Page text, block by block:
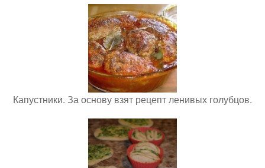
Капустники. За основу взят рецепт ленивых голубцов.